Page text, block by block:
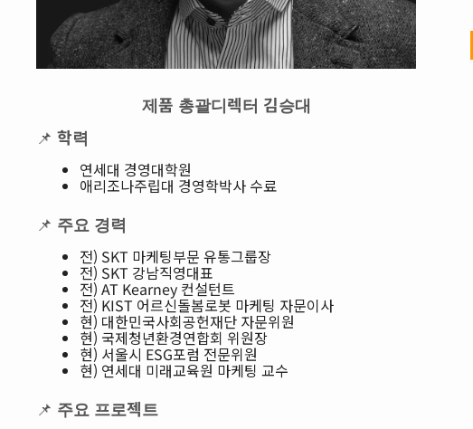
제품 총괄디렉터 김승대
📌 학력
연세대 경영대학원
애리조나주립대 경영학박사 수료
📌 주요 경력
전) SKT 마케팅부문 유통그룹장
전) SKT 강남직영대표
전) AT Kearney 컨설턴트
전) KIST 어르신돌봄로봇 마케팅 자문이사
현) 대한민국사회공헌재단 자문위원
현) 국제청년환경연합회 위원장
현) 서울시 ESG포럼 전문위원
현) 연세대 미래교육원 마케팅 교수
📌 주요 프로젝트